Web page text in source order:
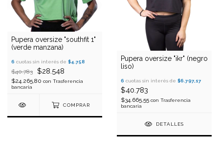
Pupera oversize "southfit 1"
(verde manzana)
6 cuotas sin interés de $4.758
$40.783 $28.548
$24.265,80 con Trasferencia
bancaria
COMPRAR
Pupera oversize "ikr" (negro
liso)
6 cuotas sin interés de $6.797,17
$40.783
$34.665,55 con Trasferencia
bancaria
DETALLES